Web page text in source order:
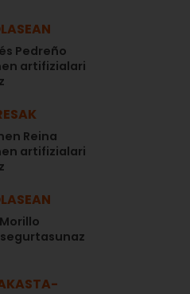
Pedreño
artifizialari
Reina
artifizialari